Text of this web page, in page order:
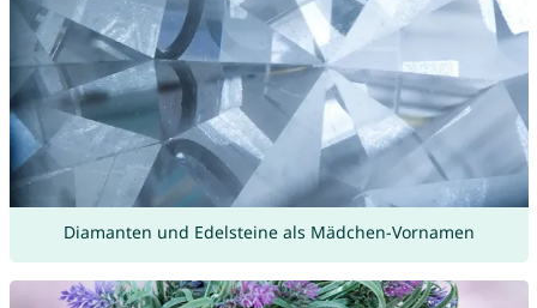
Diamanten und Edelsteine als Mädchen-Vornamen